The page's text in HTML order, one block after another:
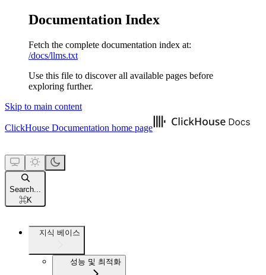
Documentation Index
Fetch the complete documentation index at:
/docs/llms.txt
Use this file to discover all available pages before
exploring further.
Skip to main content
ClickHouse Documentation home page
Search...
⌘K
지식 베이스
성능 및 최적화